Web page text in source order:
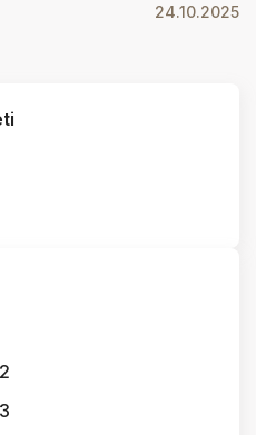
24.10.2025